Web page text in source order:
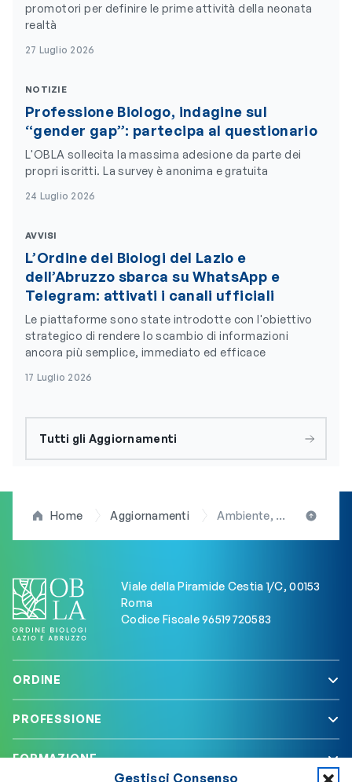
Gestisci Consenso
promotori per definire le prime attività della neonata
realtà
27 Luglio 2026
NOTIZIE
Professione Biologo, indagine sul
“gender gap”: partecipa al questionario
L'OBLA sollecita la massima adesione da parte dei
propri iscritti. La survey è anonima e gratuita
24 Luglio 2026
AVVISI
L’Ordine dei Biologi del Lazio e
dell’Abruzzo sbarca su WhatsApp e
Telegram: attivati i canali ufficiali
Le piattaforme sono state introdotte con l'obiettivo
strategico di rendere lo scambio di informazioni
ancora più semplice, immediato ed efficace
17 Luglio 2026
Tutti gli Aggiornamenti
Home Aggiornamenti Ambiente, biodiversità e One Health: nasce l’alleanza tra Città Metropolitana di Roma e Ordine dei Biologi di Lazio e Abruzzo
Viale della Piramide Cestia 1/C, 00153
Roma
Codice Fiscale 96519720583
ORDINE
PROFESSIONE
FORMAZIONE